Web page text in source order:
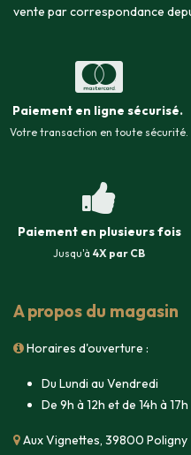
vente par correspondance
Paiement en ligne sécurisé.
Votre transaction en toute sécurité.
Paiement en plusieurs fois
Jusqu'à 4X par CB
A propos du magasin
Horaires d'ouverture :
Du Lundi au Vendredi
De 9h à 12h et de 14h à 17h
Aux Vignettes, 39800 Poligny